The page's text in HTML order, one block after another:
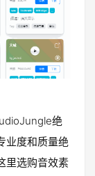
绝
业度和质量绝
里选购音效素